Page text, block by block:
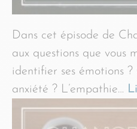
Dans cet épisode de
aux questions que vous
identifier ses émotions
anxiété ? L’empathie…